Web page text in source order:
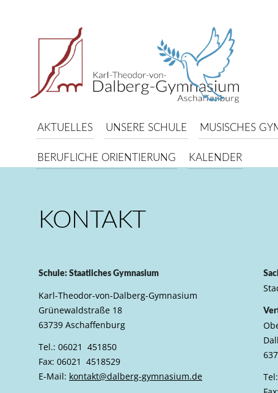
AKTUELLES UNSERE SCHULE MUSISCHES
BERUFLICHE ORIENTIERUNG KALENDER
KONTAKT
Schule: Staatliches Gymnasium
Karl-Theodor-von-Dalberg-Gymnasium
Grünewaldstraße 18
63739 Aschaffenburg
Tel.: 06021 451850
Fax: 06021 4518529
E-Mail: kontakt@dalberg-gymnasium.de